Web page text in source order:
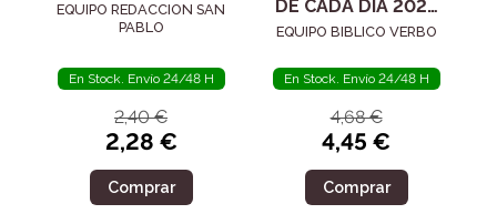
EQUIPO REDACCION SAN
PABLO
En Stock. Envío 24/48 H
2,40 €
2,28 €
Comprar
DE CADA DIA 2027
- LETRA GRANDE
EQUIPO BIBLICO VERBO
En Stock. Envío 24/48 H
4,68 €
4,45 €
Comprar